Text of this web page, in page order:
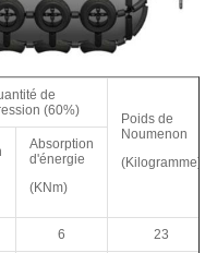
de
(60%)
Poids de
Noumenon
(Kilogramme)
Absorption
d'énergie
(KNm)
6 23